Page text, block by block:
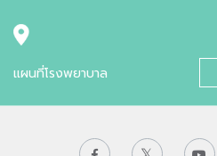
แผนที่โรงพยาบาล